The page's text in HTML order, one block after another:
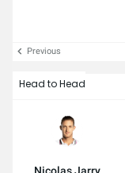
Previous
Head to Head
Nicolas Jarry